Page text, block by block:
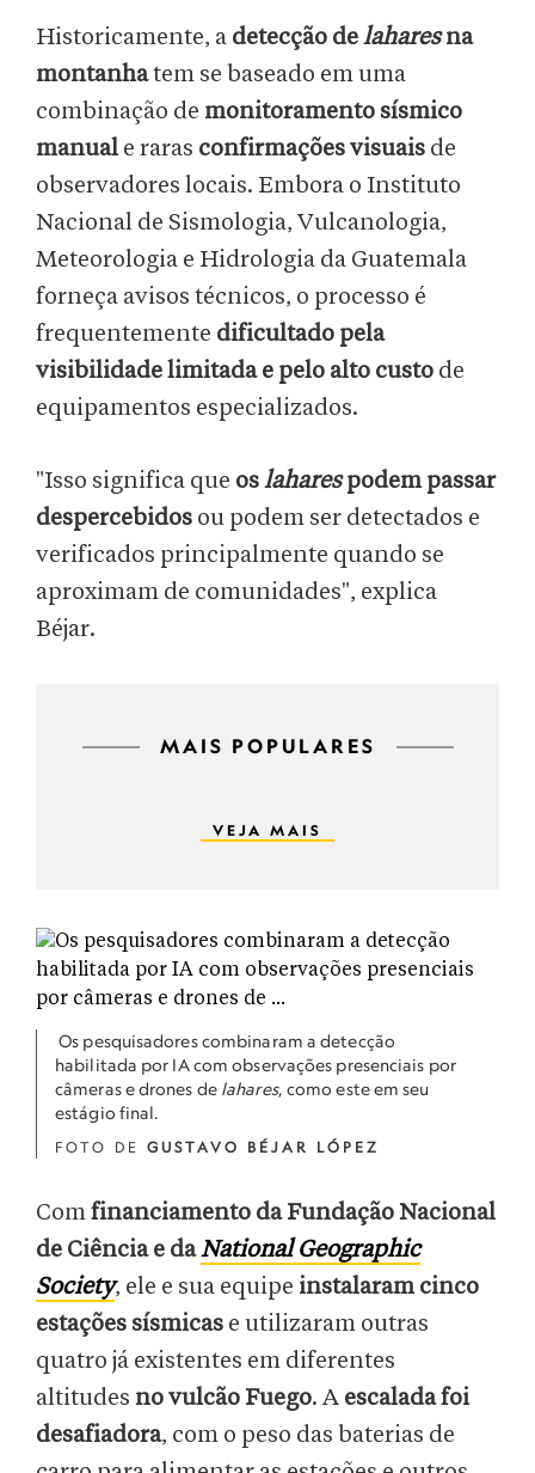
Historicamente, a detecção delaharesna
montanhatem se baseado em uma
combinação de monitoramento sísmico
manual e raras confirmações visuais de
observadores locais. Embora o Instituto
Nacional de Sismologia, Vulcanologia,
Meteorologia e Hidrologia da Guatemala
forneça avisos técnicos, o processo é
frequentemente dificultado pela
visibilidade limitada e pelo alto custo de
equipamentos especializados.
"Isso significa que oslaharespodem passar
despercebidos ou podem ser detectados e
verificados principalmente quando se
aproximam de comunidades", explica
Béjar.
MAIS POPULARES
VEJA MAIS
Os pesquisadores combinaram a detecção
habilitada por IA com observações presenciais por
câmeras e drones delahares, como este em seu
estágio final.
FOTO DE GUSTAVO BÉJAR LÓPEZ
Comfinanciamento da Fundação Nacional
de Ciência e daNational Geographic
Society, ele e sua equipe instalaram cinco
estações sísmicas e utilizaram outras
quatro já existentes em diferentes
altitudes no vulcão Fuego. A escalada foi
desafiadora, com o peso das baterias de